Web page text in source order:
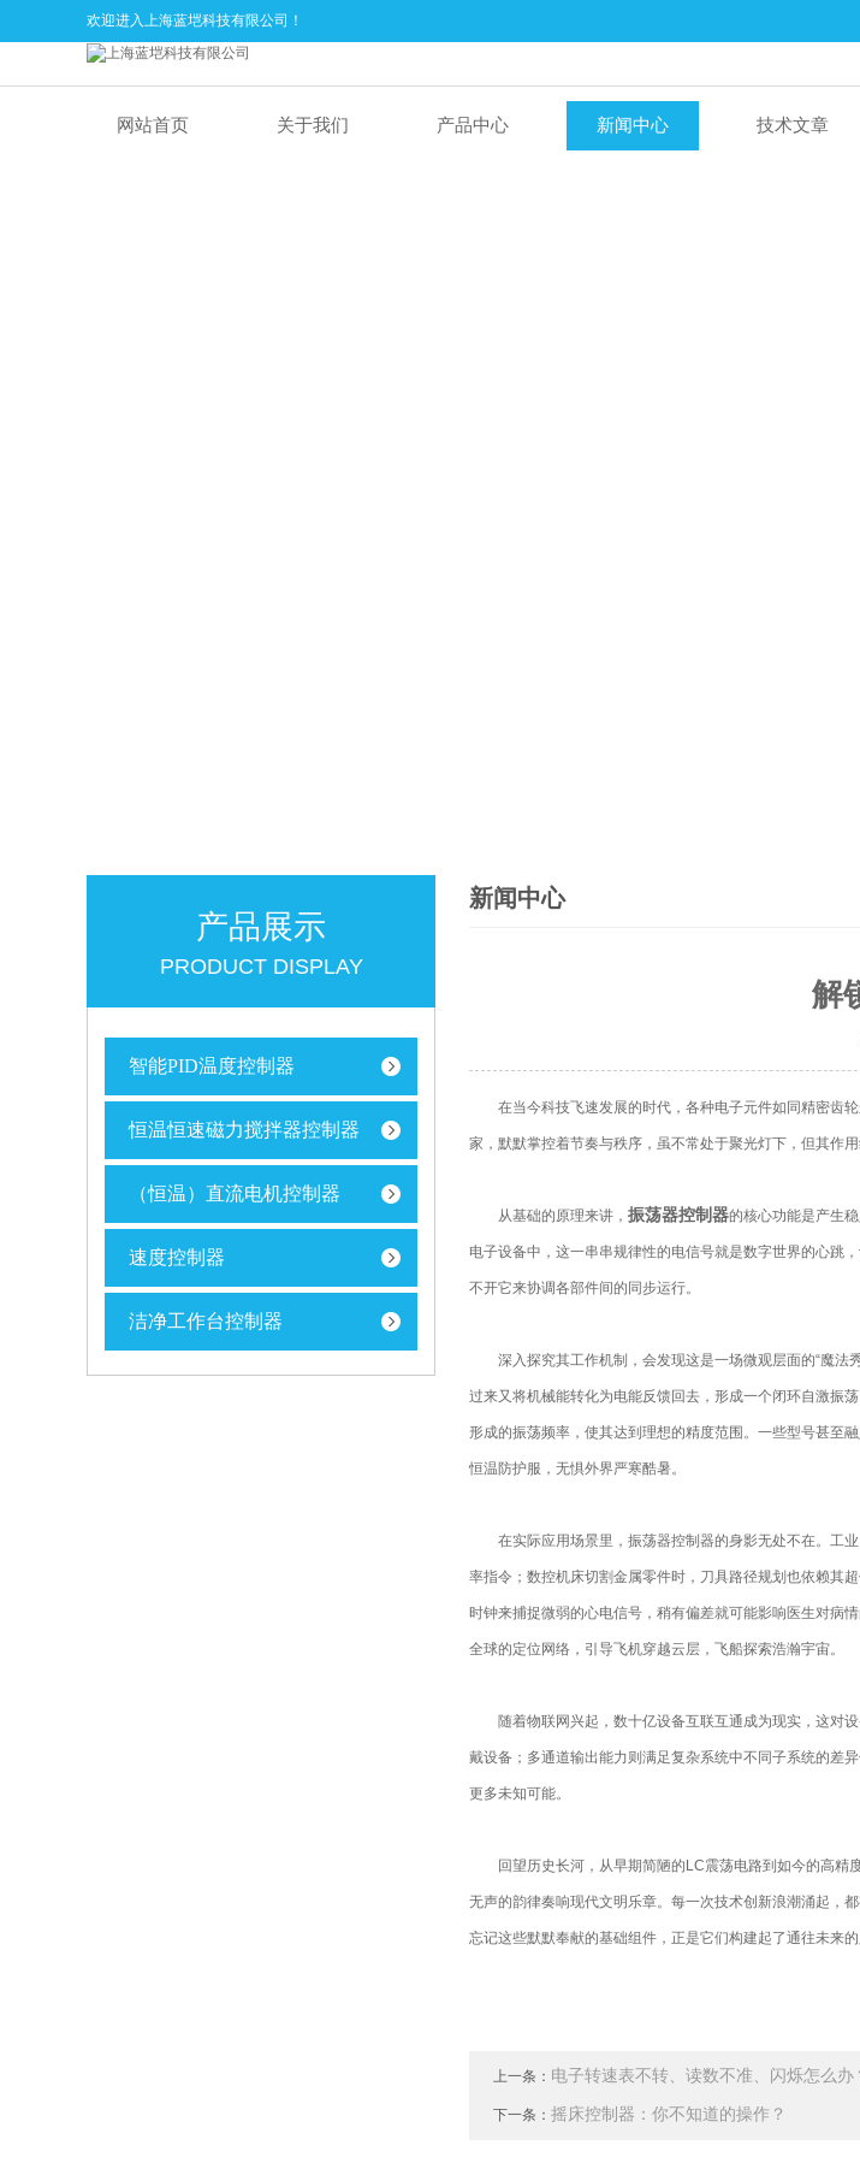
欢迎进入上海蓝垲科技有限公司！
网站首页 关于我们 产品中心 新闻中心 技术文章
产品展示
PRODUCT DISPLAY
智能PID温度控制器
恒温恒速磁力搅拌器控制器
（恒温）直流电机控制器
速度控制器
洁净工作台控制器
新闻中心
解
在当今科技飞速发展的时代，各种电子元件如同精密齿
家，默默掌控着节奏与秩序，虽不常处于聚光灯下，但其作用
从基础的原理来讲， 振荡器控制器的核心功能是产生
电子设备中，这一串串规律性的电信号就是数字世界的心跳
不开它来协调各部件间的同步运行。
深入探究其工作机制，会发现这是一场微观层面的“魔法
过来又将机械能转化为电能反馈回去，形成一个闭环自激振
形成的振荡频率，使其达到理想的精度范围。一些型号甚至
恒温防护服，无惧外界严寒酷暑。
在实际应用场景里，振荡器控制器的身影无处不在。工业
率指令；数控机床切割金属零件时，刀具路径规划也依赖其
时钟来捕捉微弱的心电信号，稍有偏差就可能影响医生对病
全球的定位网络，引导飞机穿越云层，飞船探索浩瀚宇宙。
随着物联网兴起，数十亿设备互联互通成为现实，这对设
戴设备；多通道输出能力则满足复杂系统中不同子系统的差
更多未知可能。
回望历史长河，从早期简陋的LC震荡电路到如今的高精
无声的韵律奏响现代文明乐章。每一次技术创新浪潮涌起，
忘记这些默默奉献的基础组件，正是它们构建起了通往未来的
上一条： 电子转速表不转、读数不准、闪烁怎么办
下一条： 摇床控制器：你不知道的操作？